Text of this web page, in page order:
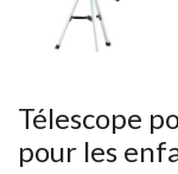
Télescope
pour les